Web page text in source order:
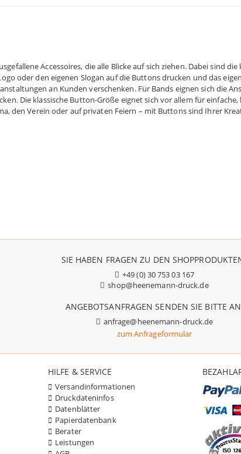
Accessoires, die alle Blicke auf sich ziehen. Dabei sind
oder den eigenen Slogan auf die Buttons drucken und das
an Kunden verschenken. Für Bands eignen sich die
Die klassische Button-Größe eignet sich vor allem für
den Verein oder auf privaten Feiern – mit Buttons sind Ihrer
SIE HABEN FRAGEN ZU DEN
+49 (0) 30 753 03 167
shop@heenemann-druck.de
ANGEBOTSANFRAGEN SENDEN SIE BITTE
anfrage@heenemann-druck.de
zum Anfrageformular
HILFE & SERVICE
Versandinformationen
Druckdateninfos
Datenblätter
Papierdatenbank
Berater
Leistungen